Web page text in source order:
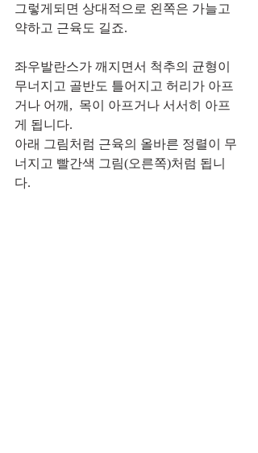
그렇게되면 상대적으로 왼쪽은 가늘고
약하고 근육도 길죠.
좌우발란스가 깨지면서 척추의 균형이
무너지고 골반도 틀어지고 허리가 아프
거나 어깨,  목이 아프거나 서서히 아프
게 됩니다.
아래 그림처럼 근육의 올바른 정렬이 무
너지고 빨간색 그림(오른쪽)처럼 됩니
다.